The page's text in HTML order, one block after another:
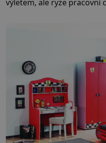
výletem, ale ryze pracovní
tamní zednářské lóže.
nováčkem, protože do